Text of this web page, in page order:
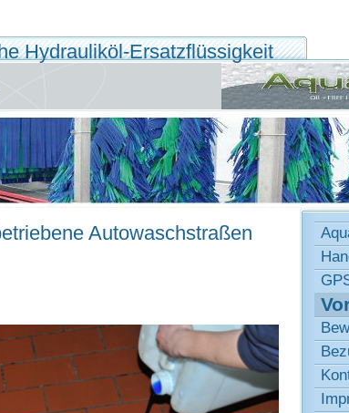
Hydrauliköl-Ersatzflüssigkeit
Autowaschstraßen